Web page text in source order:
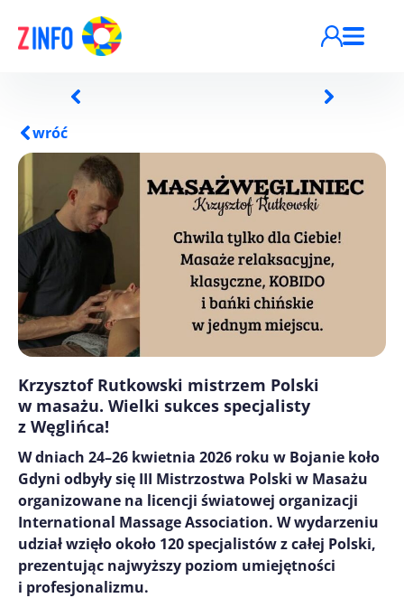
wróć
Krzysztof Rutkowski mistrzem Polski
w masażu. Wielki sukces specjalisty
z Węglińca!
W dniach 24–26 kwietnia 2026 roku w Bojanie koło
Gdyni odbyły się III Mistrzostwa Polski w Masażu
organizowane na licencji światowej organizacji
International Massage Association. W wydarzeniu
udział wzięło około 120 specjalistów z całej Polski,
prezentując najwyższy poziom umiejętności
i profesjonalizmu.